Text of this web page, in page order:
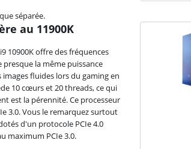
séparée.
au 11900K
10900K offre des fréquences
presque la même puissance
fluides lors du gaming en
10 cœurs et 20 threads, ce qui
est la pérennité. Ce processeur
3.0. Vous le remarquez surtout
d'un protocole PCIe 4.0
maximum PCIe 3.0.